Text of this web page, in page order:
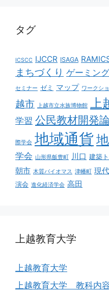
タグ
ICSCC IJCCR ISAGA
まちづくり ゲーミング
セミナー ゼミ マップ ワークシ
越市 上越市立水族博物館 上
学習 公民教材開発論
際学会 地域通貨
学会 山形県飯豊町 川口 建築
朝市 木質バイオマス 津幡町 現
演会 進化経済学会 高田
上越教育大学
上越教育大学
上越教育大学 教科内